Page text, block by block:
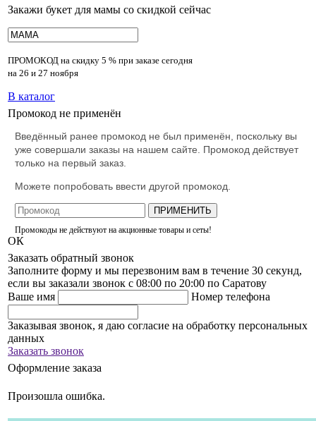
Закажи букет для мамы со скидкой сейчас
ПРОМОКОД на скидку 5 % при заказе сегодня
на 26 и 27 ноября
В каталог
Промокод не применён
Введённый ранее промокод не был применён, поскольку вы
уже совершали заказы на нашем сайте. Промокод действует
только на первый заказ.
Можете попробовать ввести другой промокод.
ПРИМЕНИТЬ
Промокоды не действуют на акционные товары и сеты!
ОК
Заказать обратный звонок
Заполните форму и мы перезвоним вам в течение 30 секунд,
если вы заказали звонок с 08:00 по 20:00 по Саратову
Ваше имя
Номер телефона
Заказывая звонок, я даю согласие на обработку персональных
данных
Заказать звонок
Оформление заказа
Произошла ошибка.